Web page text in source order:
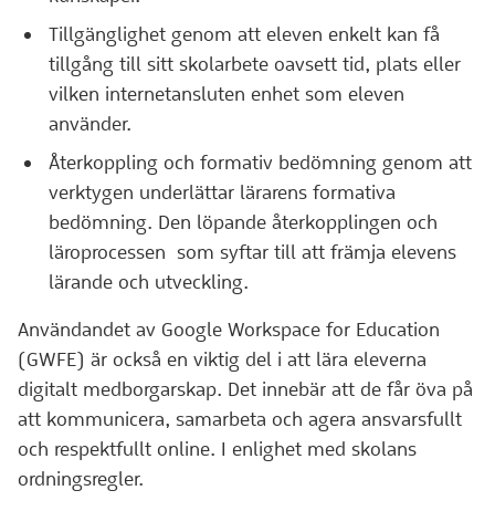
Tillgänglighet genom att eleven enkelt kan få
tillgång till sitt skolarbete oavsett tid, plats eller
vilken internetansluten enhet som eleven
använder.
Återkoppling och formativ bedömning genom att
verktygen underlättar lärarens formativa
bedömning. Den löpande återkopplingen och
läroprocessen som syftar till att främja elevens
lärande och utveckling.
Användandet av Google Workspace for Education
(GWFE) är också en viktig del i att lära eleverna
digitalt medborgarskap. Det innebär att de får öva på
att kommunicera, samarbeta och agera ansvarsfullt
och respektfullt online. I enlighet med skolans
ordningsregler.